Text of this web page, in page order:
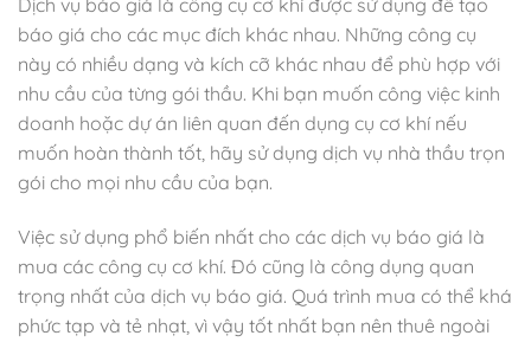
Dịch vụ báo giá là công cụ cơ khí được sử dụng để tạo
báo giá cho các mục đích khác nhau. Những công cụ
này có nhiều dạng và kích cỡ khác nhau để phù hợp với
nhu cầu của từng gói thầu. Khi bạn muốn công việc kinh
doanh hoặc dự án liên quan đến dụng cụ cơ khí nếu
muốn hoàn thành tốt, hãy sử dụng dịch vụ nhà thầu trọn
gói cho mọi nhu cầu của bạn.
Việc sử dụng phổ biến nhất cho các dịch vụ báo giá là
mua các công cụ cơ khí. Đó cũng là công dụng quan
trọng nhất của dịch vụ báo giá. Quá trình mua có thể khá
phức tạp và tẻ nhạt, vì vậy tốt nhất bạn nên thuê ngoài